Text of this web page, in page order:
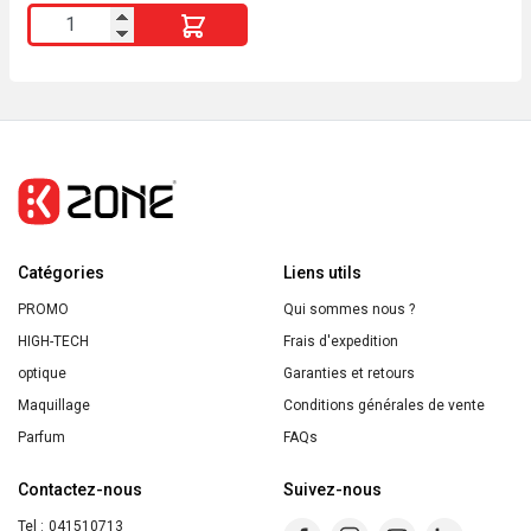
quantité
de
Gourmand
Cerise
SKIN
Catégories
PROMO
HIGH-TECH
optique
Maquillage
Parfum
Liens utils
Qui sommes nous ?
Frais d'expedition
Garanties et retours
Conditions générales de vente
FAQs
Contactez-nous
Tel : 041510713
Suivez-nous